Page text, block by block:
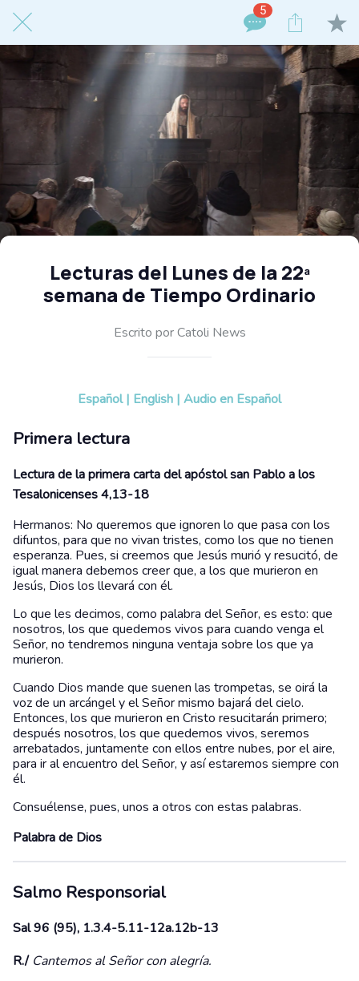
5
Lecturas del Lunes de la 22ª
semana de Tiempo Ordinario
Escrito por Catoli News
Español | English | Audio en Español
Primera lectura
Lectura de la primera carta del apóstol san Pablo a los
Tesalonicenses 4,13-18
Hermanos: No queremos que ignoren lo que pasa con los
difuntos, para que no vivan tristes, como los que no tienen
esperanza. Pues, si creemos que Jesús murió y resucitó, de
igual manera debemos creer que, a los que murieron en
Jesús, Dios los llevará con él.
Lo que les decimos, como palabra del Señor, es esto: que
nosotros, los que quedemos vivos para cuando venga el
Señor, no tendremos ninguna ventaja sobre los que ya
murieron.
Cuando Dios mande que suenen las trompetas, se oirá la
voz de un arcángel y el Señor mismo bajará del cielo.
Entonces, los que murieron en Cristo resucitarán primero;
después nosotros, los que quedemos vivos, seremos
arrebatados, juntamente con ellos entre nubes, por el aire,
para ir al encuentro del Señor, y así estaremos siempre con
él.
Consuélense, pues, unos a otros con estas palabras.
Palabra de Dios
Salmo Responsorial
Sal 96 (95), 1.3.4-5.11-12a.12b-13
R./ Cantemos al Señor con alegría.